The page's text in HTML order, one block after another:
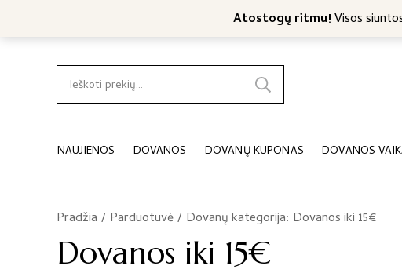
Atostogų ritmu!Visos
Nemokamas siuntimas nuo 45 Eur
Ieškoti:
NAUJIENOS DOVANOS DOVANŲ KUPONAS DOVANOS
Pradžia / Parduotuvė/ Dovanų kategorija: Dovanos iki 15€
Dovanos iki 15€